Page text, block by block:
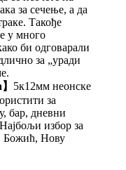
за сечење, а да
Такође
у много
би одговарали
за „уради
5к12мм неонске
за
бар, дневни
избор за
Божић, Нову